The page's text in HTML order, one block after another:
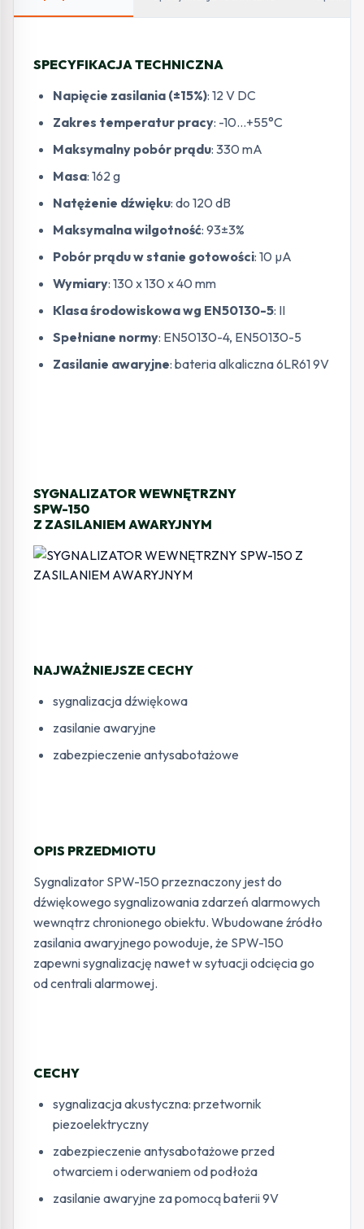
SPECYFIKACJA TECHNICZNA
Napięcie zasilania (±15%): 12 V DC
Zakres temperatur pracy: -10…+55°C
Maksymalny pobór prądu: 330 mA
Masa: 162 g
Natężenie dźwięku: do 120 dB
Maksymalna wilgotność: 93±3%
Pobór prądu w stanie gotowości: 10 µA
Wymiary: 130 x 130 x 40 mm
Klasa środowiskowa wg EN50130-5: II
Spełniane normy: EN50130-4, EN50130-5
Zasilanie awaryjne: bateria alkaliczna 6LR61 9V
SYGNALIZATOR WEWNĘTRZNY
SPW-150
Z ZASILANIEM AWARYJNYM
NAJWAŻNIEJSZE CECHY
sygnalizacja dźwiękowa
zasilanie awaryjne
zabezpieczenie antysabotażowe
OPIS PRZEDMIOTU
Sygnalizator SPW-150 przeznaczony jest do
dźwiękowego sygnalizowania zdarzeń alarmowych
wewnątrz chronionego obiektu. Wbudowane źródło
zasilania awaryjnego powoduje, że SPW-150
zapewni sygnalizację nawet w sytuacji odcięcia go
od centrali alarmowej.
CECHY
sygnalizacja akustyczna: przetwornik
piezoelektryczny
zabezpieczenie antysabotażowe przed
otwarciem i oderwaniem od podłoża
zasilanie awaryjne za pomocą baterii 9V